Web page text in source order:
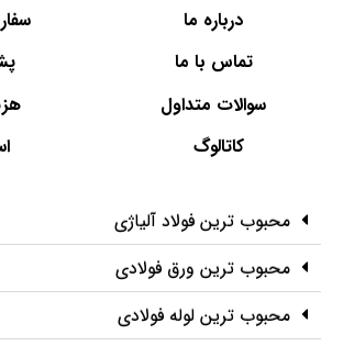
درباره ما
تماس با ما
سوالات متداول
کاتالوگ
محبوب ترین فولاد آلیاژی
محبوب ترین ورق فولادی
محبوب ترین لوله فولادی